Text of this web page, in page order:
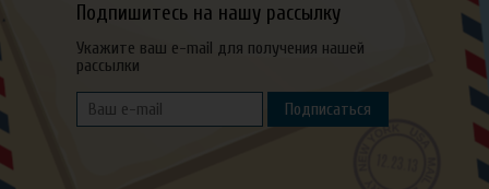
Подпишитесь на нашу рассылку
Укажите ваш e-mail для получения нашей
рассылки
Подписаться